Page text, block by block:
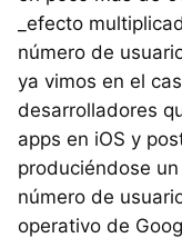
_efecto
número de
ya vimos en el
desarrolladores
apps en iOS y
produciéndose
número de
operativo de